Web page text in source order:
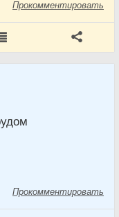
Прокомментировать
Прокомментировать